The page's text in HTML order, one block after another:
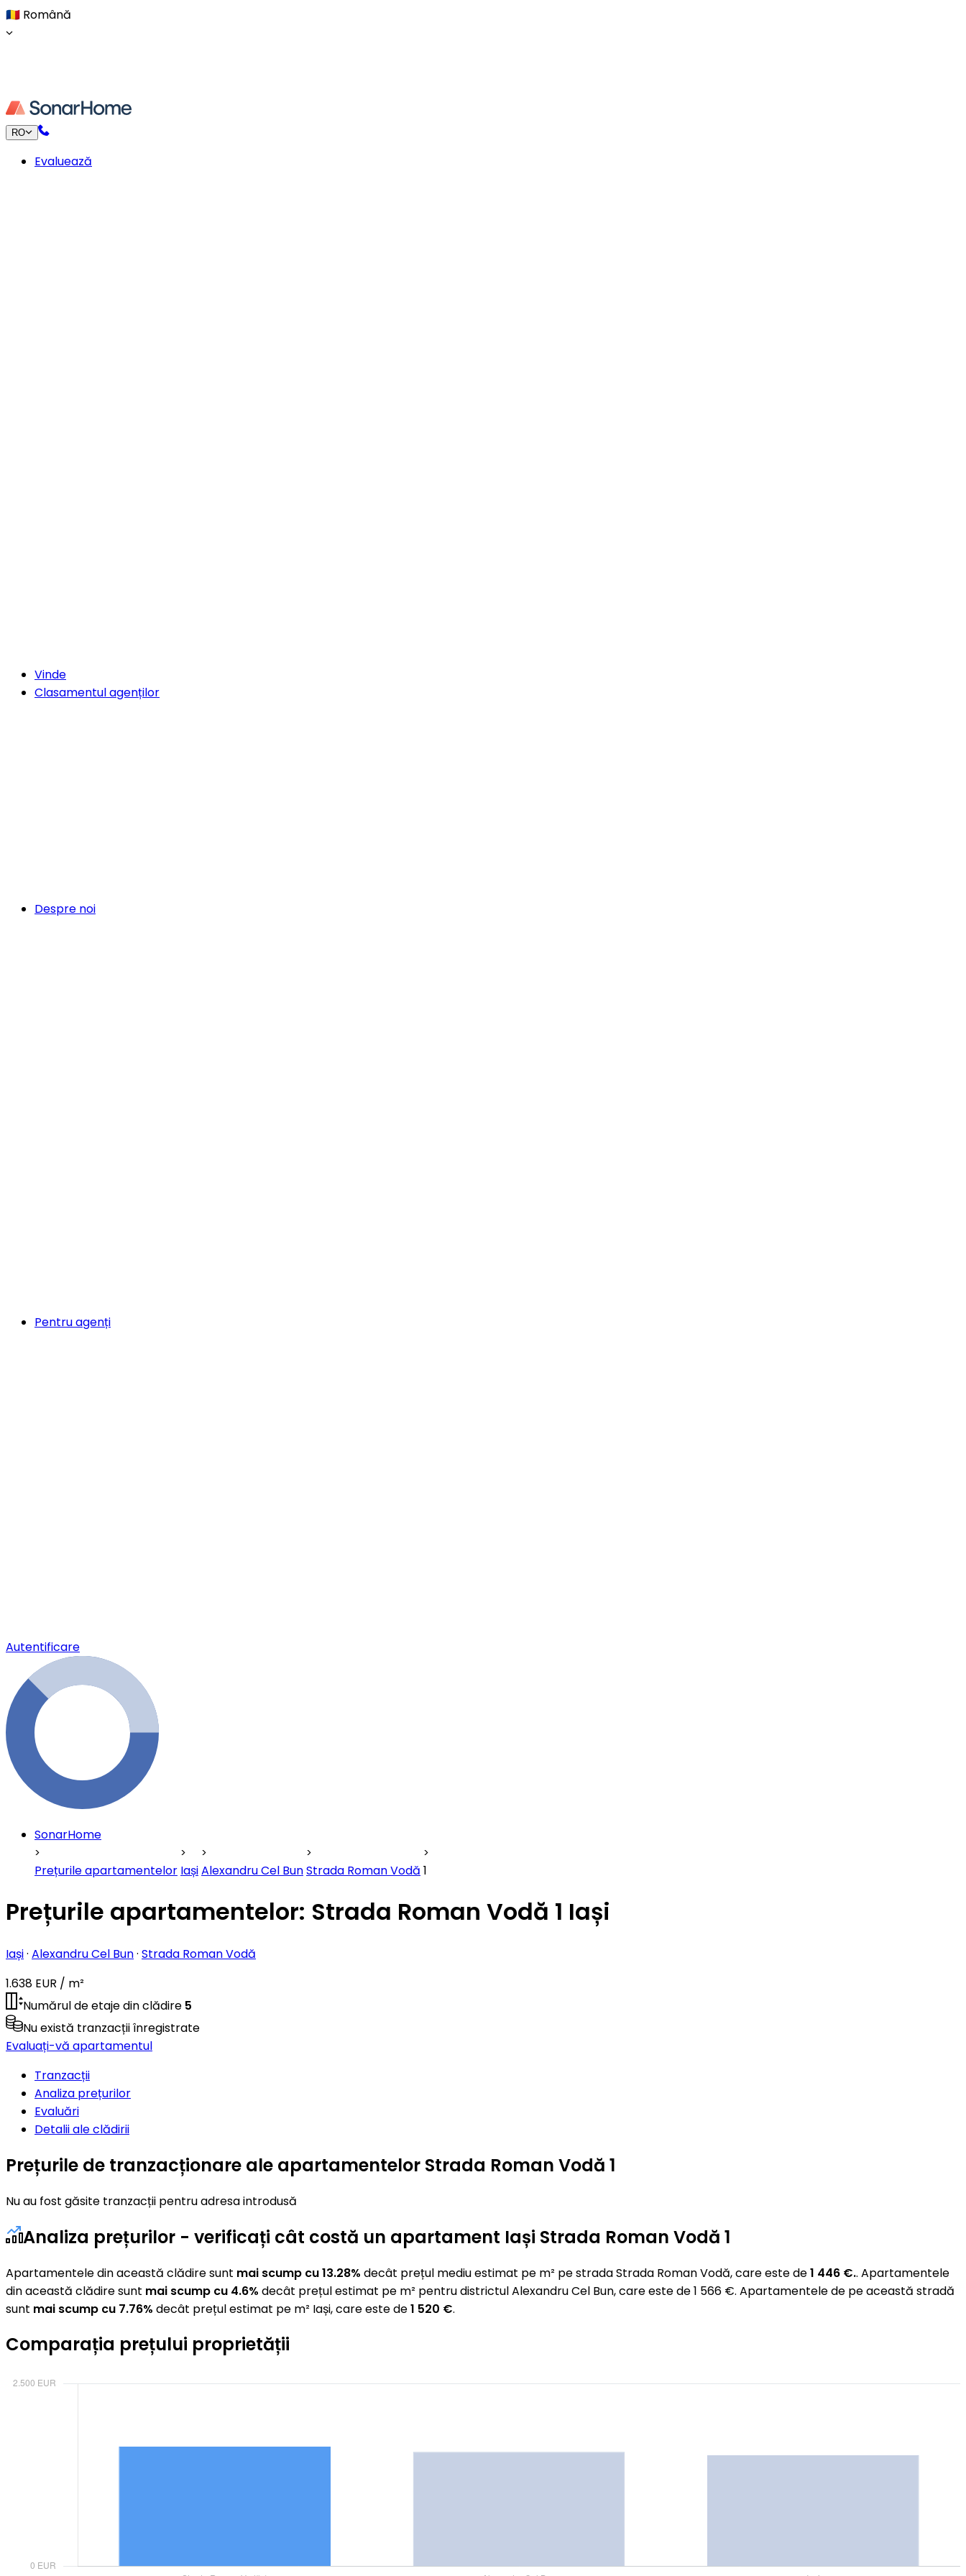
🇷🇴 Română
RO
Evaluează
Vinde
Clasamentul agenților
Despre noi
Pentru agenți
Autentificare
SonarHome
Prețurile apartamentelor IașiAlexandru Cel BunStrada Roman Vodă 1
Prețurile apartamentelor: Strada Roman Vodă 1 Iași
Iași· Alexandru Cel Bun· Strada Roman Vodă
1.638 EUR / m²
Numărul de etaje din clădire 5
Nu există tranzacții înregistrate
Evaluați-vă apartamentul
Tranzacții
Analiza prețurilor
Evaluări
Detalii ale clădirii
Prețurile de tranzacționare ale apartamentelor Strada Roman Vodă 1
Nu au fost găsite tranzacții pentru adresa introdusă
Analiza prețurilor - verificați cât costă un apartament Iași Strada Roman Vodă 1
Apartamentele din această clădire sunt mai scump cu 13.28% decât prețul mediu estimat pe m² pe strada Strada Roman Vodă, care este de1 446 €.. Apartamentele
din această clădire sunt mai scump cu 4.6% decât prețul estimat pe m² pentru districtul Alexandru Cel Bun, care este de 1 566 €. Apartamentele de pe această stradă
sunt mai scump cu 7.76% decât prețul estimat pe m² Iași, care este de1 520 €.
Comparația prețului proprietății